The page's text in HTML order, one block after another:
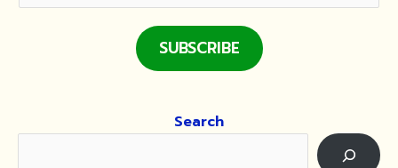
SUBSCRIBE
Search